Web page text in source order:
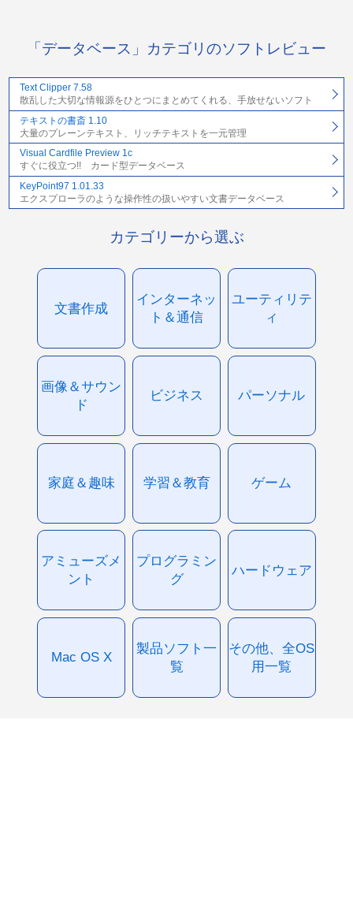
「データベース」カテゴリのソフトレビュー
Text Clipper 7.58
散乱した大切な情報源をひとつにまとめてくれる、手放せないソフト
テキストの書斎 1.10
大量のプレーンテキスト、リッチテキストを一元管理
Visual Cardfile Preview 1c
すぐに役立つ!! カード型データベース
KeyPoint97 1.01.33
エクスプローラのような操作性の扱いやすい文書データベース
カテゴリーから選ぶ
文書作成
インターネッ
ト＆通信
ユーティリテ
ィ
画像＆サウン
ド
ビジネス パーソナル
家庭＆趣味 学習＆教育 ゲーム
アミューズメ
ント
プログラミン
グ
ハードウェア
Mac OS X
製品ソフト一
覧
その他、全OS
用一覧